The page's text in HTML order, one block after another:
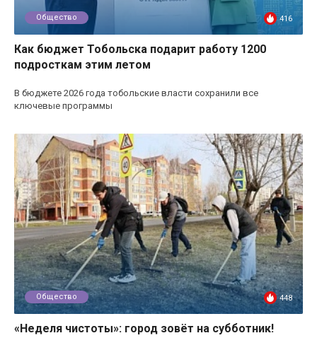
Общество 416
Как бюджет Тобольска подарит работу 1200
подросткам этим летом
В бюджете 2026 года тобольские власти сохранили все
ключевые программы
Общество 448
«Неделя чистоты»: город зовёт на субботник!